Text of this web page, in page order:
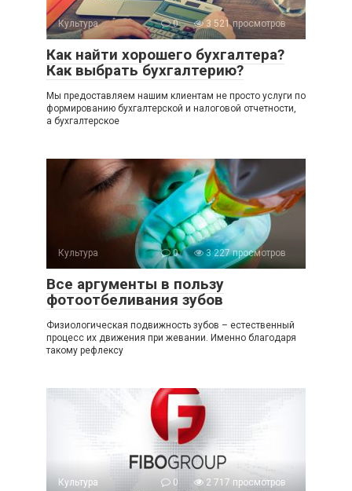
Культура 0 3 521 просмотров
Как найти хорошего бухгалтера?
Как выбрать бухгалтерию?
Мы предоставляем нашим клиентам не просто услуги по
формированию бухгалтерской и налоговой отчетности,
а бухгалтерское
Культура 0 3 227 просмотров
Все аргументы в пользу
фотоотбеливания зубов
Физиологическая подвижность зубов – естественный
процесс их движения при жевании. Именно благодаря
такому рефлексу
Культура 0 2 717 просмотров